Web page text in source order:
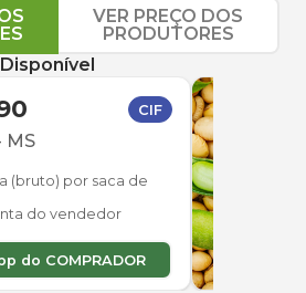
VER PREÇO DOS
PRODUTORES
CIF
MS
(bruto) por saca de
do vendedor
do COMPRADOR